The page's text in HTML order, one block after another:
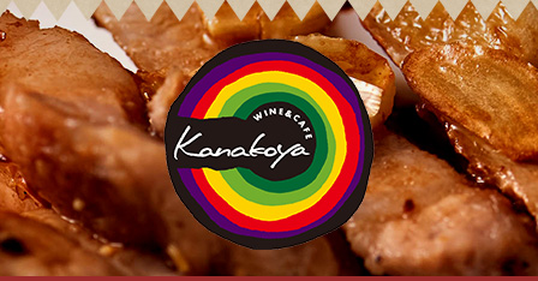
Kanakoya カナコヤのブログ
カナコヤよりお知らせ